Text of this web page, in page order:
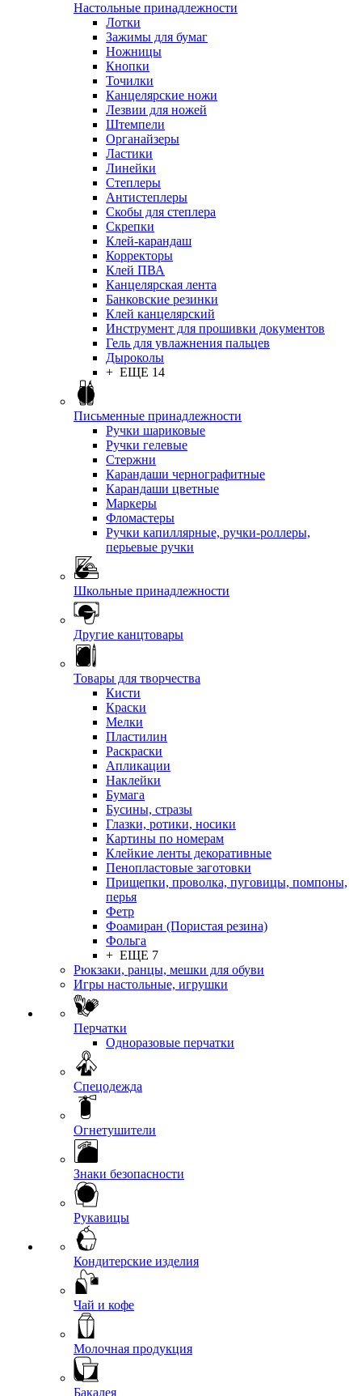
Настольные принадлежности
Лотки
Зажимы для бумаг
Ножницы
Кнопки
Точилки
Канцелярские ножи
Лезвии для ножей
Штемпели
Органайзеры
Ластики
Линейки
Степлеры
Антистеплеры
Скобы для степлера
Скрепки
Клей-карандаш
Корректоры
Клей ПВА
Канцелярская лента
Банковские резинки
Клей канцелярский
Инструмент для прошивки документов
Гель для увлажнения пальцев
Дыроколы
+ ЕЩЕ 14
Письменные принадлежности
Ручки шариковые
Ручки гелевые
Стержни
Карандаши чернографитные
Карандаши цветные
Маркеры
Фломастеры
Ручки капиллярные, ручки-роллеры,
перьевые ручки
Школьные принадлежности
Другие канцтовары
Товары для творчества
Кисти
Краски
Мелки
Пластилин
Раскраски
Апликации
Наклейки
Бумага
Бусины, стразы
Глазки, ротики, носики
Картины по номерам
Клейкие ленты декоративные
Пенопластовые заготовки
Прищепки, проволка, пуговицы, помпоны,
перья
Фетр
Фоамиран (Пористая резина)
Фольга
+ ЕЩЕ 7
Рюкзаки, ранцы, мешки для обуви
Игры настольные, игрушки
Перчатки
Одноразовые перчатки
Спецодежда
Огнетушители
Знаки безопасности
Рукавицы
Кондитерские изделия
Чай и кофе
Молочная продукция
Бакалея